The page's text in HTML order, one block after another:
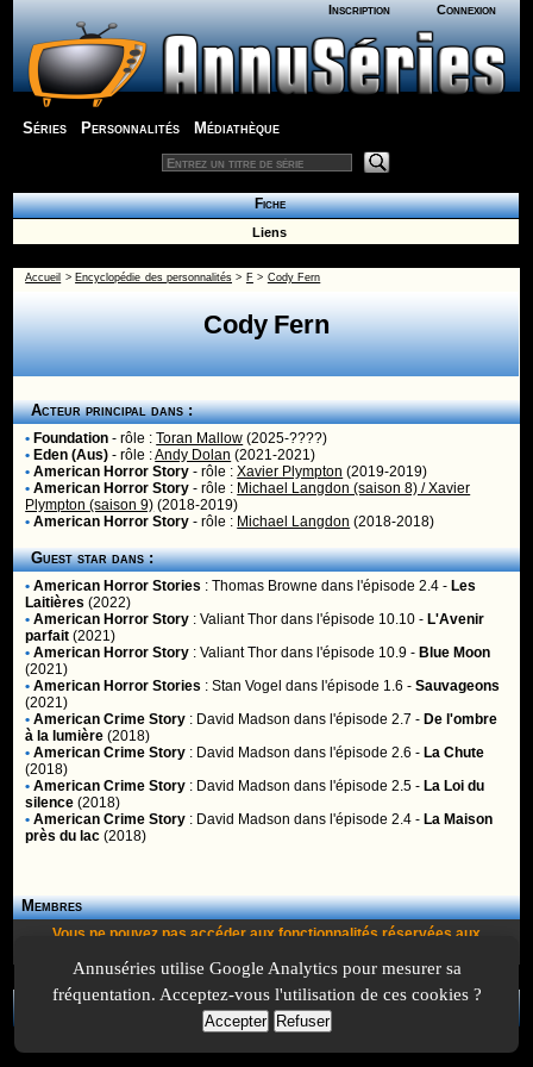
Inscription Connexion
Séries Personnalités Médiathèque
Fiche
Liens
Accueil > Encyclopédie des personnalités > F> Cody Fern
Cody Fern
Acteur principal dans :
• Foundation - rôle :Toran Mallow (2025-????)
• Eden (Aus) - rôle :Andy Dolan (2021-2021)
• American Horror Story - rôle :Xavier Plympton (2019-2019)
• American Horror Story - rôle : Michael Langdon (saison 8) / Xavier
Plympton (saison 9) (2018-2019)
• American Horror Story - rôle : Michael Langdon (2018-2018)
Guest star dans :
• American Horror Stories :Thomas Browne dans l'épisode 2.4 - Les
Laitières (2022)
• American Horror Story :Valiant Thor dans l'épisode 10.10 - L'Avenir
parfait (2021)
• American Horror Story :Valiant Thor dans l'épisode 10.9 - Blue Moon
(2021)
• American Horror Stories :Stan Vogel dans l'épisode 1.6 -Sauvageons
(2021)
• American Crime Story : David Madson dans l'épisode 2.7 - De l'ombre
à la lumière (2018)
• American Crime Story : David Madson dans l'épisode 2.6 - La Chute
(2018)
• American Crime Story : David Madson dans l'épisode 2.5 - La Loi du
silence (2018)
• American Crime Story : David Madson dans l'épisode 2.4 - La Maison
près du lac (2018)
Membres
Vous ne pouvez pas accéder aux fonctionnalités réservées aux
Contactez-nous-A-Suivre.org-
Annuséries utilise Google Analytics pour mesurer sa
fréquentation. Acceptez-vous l'utilisation de ces cookies ?
Accepter Refuser